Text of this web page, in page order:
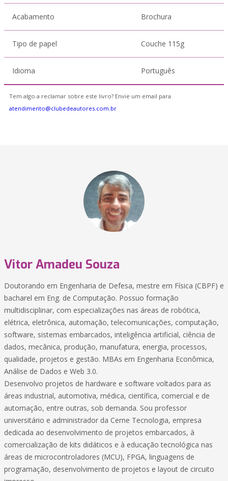
Acabamento Brochura
Tipo de papel Couche 115g
Idioma Português
Tem algo a reclamar sobre este livro? Envie um email para
atendimento@clubedeautores.com.br
Vitor Amadeu Souza
Doutorando em Engenharia de Defesa, mestre em Física (CBPF) e
bacharel em Eng. de Computação. Possuo formação
multidisciplinar, com especializações nas áreas de robótica,
elétrica, eletrônica, automação, telecomunicações, computação,
software, sistemas embarcados, inteligência artificial, ciência de
dados, mecânica, produção, manufatura, energia, processos,
qualidade, projetos e gestão. MBAs em Engenharia Econômica,
Análise de Dados e Web 3.0.
Desenvolvo projetos de hardware e software voltados para as
áreas industrial, automotiva, médica, científica, comercial e de
automação, entre outras, sob demanda. Sou professor
universitário e administrador da Cerne Tecnologia, empresa
dedicada ao desenvolvimento de projetos embarcados, à
comercialização de kits didáticos e à educação tecnológica nas
áreas de microcontroladores (MCU), FPGA, linguagens de
programação, desenvolvimento de projetos e layout de circuito